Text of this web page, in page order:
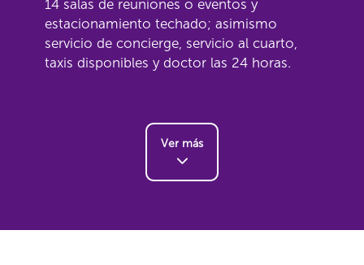
14 salas de reuniones o eventos y
estacionamiento techado; asimismo
servicio de concierge, servicio al cuarto,
taxis disponibles y doctor las 24 horas.
Ver más